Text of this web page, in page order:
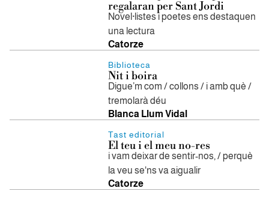
regalaran per Sant Jordi
Novel·listes i poetes ens destaquen
una lectura
Catorze
Biblioteca
Nit i boira
Digue’m com / collons / i amb què /
tremolarà déu
Blanca Llum Vidal
Tast editorial
El teu i el meu no-res
i vam deixar de sentir-nos, / perquè
la veu se'ns va aigualir
Catorze